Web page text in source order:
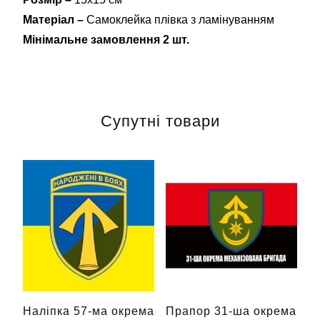
Матеріал – Самоклейка плівка з ламінуванням
Мінімальне замовлення 2 шт.
Супутні товари
Наліпка 57-ма окрема
Прапор 31-ша окрема